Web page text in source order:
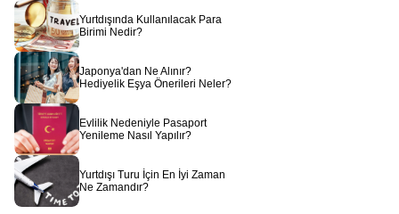
inceleyebilir ve tertemiz havayı ciğerlerinize doldurabilirsiniz. Bu
turda, doğanın nasıl korunduğuna ve insanların doğayla nasıl
uyum içinde yaşadığına şahit olursunuz. Betonlaşmanın olmadığı,
her metrekarenin yeşile ayrıldığı bu köyler, modern şehir
hayatının stresinden arınmak için en doğal reçetedir.
köyleri gezileri dahil
Coğrafi yakınlıkları nedeniyle Alpler ve Güney Almanya kasabaları
kültürel olarak birbirine çok benzerlik gösterse de, her birinin
kendine has bir karakteri vardır.
Kasabaları Turu, bu geçişkenliği en iyi gözlemleyebileceğiniz
rotadır. Bir tarafta İsviçre’nin bağımsız ve doğacı ruhu, diğer
tarafta Almanya’nın disiplinli ve tarihine bağlı yapısı, seyahatinizi
Yurtdışında Kullanılacak Para
Birimi Nedir?
Japonya'dan Ne Alınır?
Hediyelik Eşya Önerileri Neler?
Evlilik Nedeniyle Pasaport
Yenileme Nasıl Yapılır?
Yurtdışı Turu İçin En İyi Zaman
Ne Zamandır?